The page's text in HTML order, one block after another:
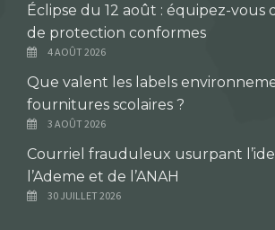
Éclipse du 12 août : équipez-vous
de protection conformes
4 AOÛT 2026
Que valent les labels
fournitures scolaires ?
3 AOÛT 2026
Courriel frauduleux usurpant
l’Ademe et de l’ANAH
30 JUILLET 2026